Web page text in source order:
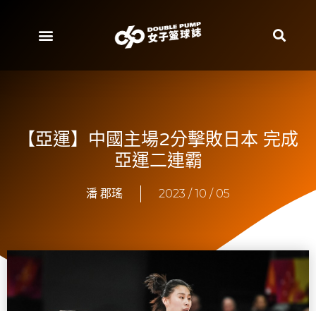
【亞運】中國主場2分擊敗日本 完成
亞運二連霸
潘 郡瑤 2023 / 10 / 05